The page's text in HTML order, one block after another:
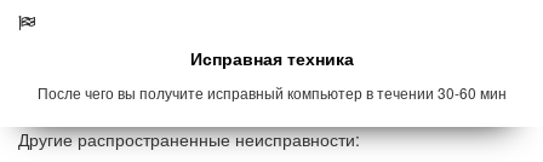
Исправная техника
После чего вы получите исправный компьютер в течении 30-60 мин
Другие распространенные неисправности: